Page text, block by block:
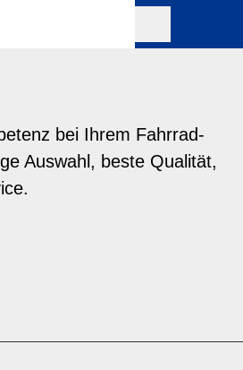
bei Ihrem Fahrrad-
Auswahl, beste Qualität,